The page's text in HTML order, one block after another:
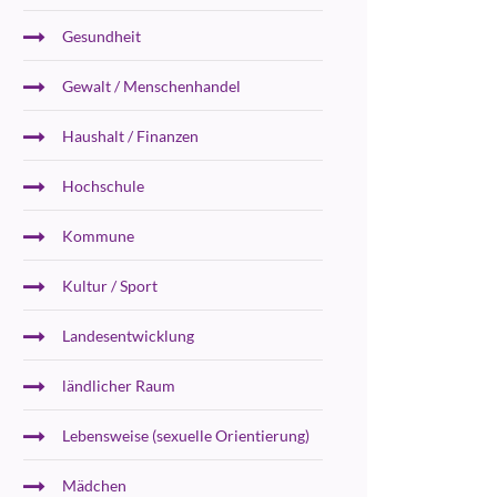
Gesundheit
Gewalt / Menschenhandel
Haushalt / Finanzen
Hochschule
Kommune
Kultur / Sport
Landesentwicklung
ländlicher Raum
Lebensweise (sexuelle Orientierung)
Mädchen